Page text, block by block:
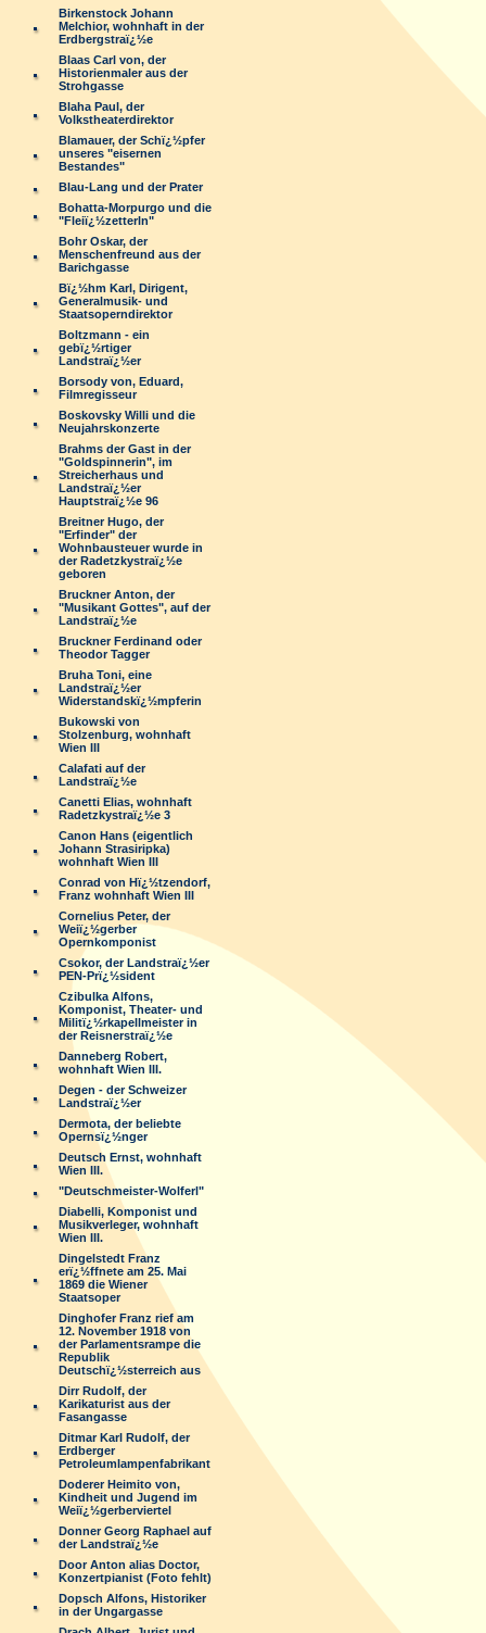
Birkenstock Johann
Melchior, wohnhaft in der
Erdbergstraï¿½e
Blaas Carl von, der
Historienmaler aus der
Strohgasse
Blaha Paul, der
Volkstheaterdirektor
Blamauer, der Schï¿½pfer
unseres "eisernen
Bestandes"
Blau-Lang und der Prater
Bohatta-Morpurgo und die
"Fleiï¿½zetterln"
Bohr Oskar, der
Menschenfreund aus der
Barichgasse
Bï¿½hm Karl, Dirigent,
Generalmusik- und
Staatsoperndirektor
Boltzmann - ein
gebï¿½rtiger
Landstraï¿½er
Borsody von, Eduard,
Filmregisseur
Boskovsky Willi und die
Neujahrskonzerte
Brahms der Gast in der
"Goldspinnerin", im
Streicherhaus und
Landstraï¿½er
Hauptstraï¿½e 96
Breitner Hugo, der
"Erfinder" der
Wohnbausteuer wurde in
der Radetzkystraï¿½e
geboren
Bruckner Anton, der
"Musikant Gottes", auf der
Landstraï¿½e
Bruckner Ferdinand oder
Theodor Tagger
Bruha Toni, eine
Landstraï¿½er
Widerstandskï¿½mpferin
Bukowski von
Stolzenburg, wohnhaft
Wien III
Calafati auf der
Landstraï¿½e
Canetti Elias, wohnhaft
Radetzkystraï¿½e 3
Canon Hans (eigentlich
Johann Strasiripka)
wohnhaft Wien III
Conrad von Hï¿½tzendorf,
Franz wohnhaft Wien III
Cornelius Peter, der
Weiï¿½gerber
Opernkomponist
Csokor, der Landstraï¿½er
PEN-Prï¿½sident
Czibulka Alfons,
Komponist, Theater- und
Militï¿½rkapellmeister in
der Reisnerstraï¿½e
Danneberg Robert,
wohnhaft Wien III.
Degen - der Schweizer
Landstraï¿½er
Dermota, der beliebte
Opernsï¿½nger
Deutsch Ernst, wohnhaft
Wien III.
"Deutschmeister-Wolferl"
Diabelli, Komponist und
Musikverleger, wohnhaft
Wien III.
Dingelstedt Franz
erï¿½ffnete am 25. Mai
1869 die Wiener
Staatsoper
Dinghofer Franz rief am
12. November 1918 von
der Parlamentsrampe die
Republik
Deutschï¿½sterreich aus
Dirr Rudolf, der
Karikaturist aus der
Fasangasse
Ditmar Karl Rudolf, der
Erdberger
Petroleumlampenfabrikant
Doderer Heimito von,
Kindheit und Jugend im
Weiï¿½gerberviertel
Donner Georg Raphael auf
der Landstraï¿½e
Door Anton alias Doctor,
Konzertpianist (Foto fehlt)
Dopsch Alfons, Historiker
in der Ungargasse